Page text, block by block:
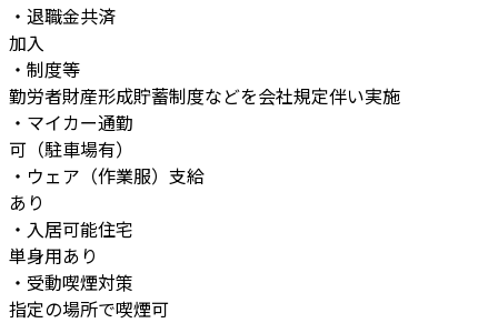
・退職金共済
加入
・制度等
勤労者財産形成貯蓄制度などを会社規定伴い実施
・マイカー通勤
可（駐車場有）
・ウェア（作業服）支給
あり
・入居可能住宅
単身用あり
・受動喫煙対策
指定の場所で喫煙可